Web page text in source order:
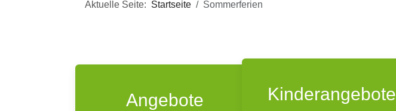
Aktuelle Seite: Startseite Sommerferien
Angebote Kinderangebote